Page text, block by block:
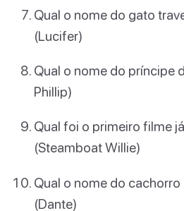
Qual o nome do gato
(Lucifer)
Qual o nome do príncipe
Phillip)
Qual foi o primeiro filme
(Steamboat Willie)
Qual o nome do
(Dante)